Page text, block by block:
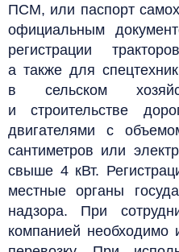
ПСМ, или паспорт
официальным
регистрации
а также для
в сельском
и строительстве
двигателями с
сантиметров или
свыше 4 кВт.
местные органы
надзора. При
компанией необходимо